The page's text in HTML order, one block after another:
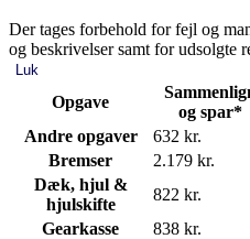
Der tages forbehold for fejl og
og beskrivelser samt for udsolgte
Luk
Opgave
og spar*
Andre opgaver
632 kr.
Bremser
2.179 kr.
Dæk, hjul &
hjulskifte
822 kr.
Gearkasse
838 kr.